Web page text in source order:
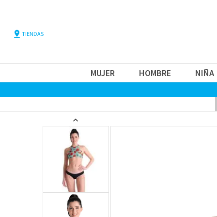
pin_drop TIENDAS
MUJER HOMBRE NIÑA
chevron_left